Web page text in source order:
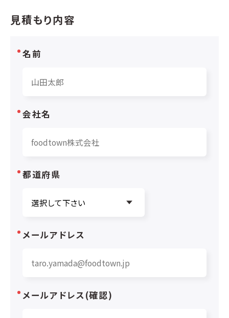
見積もり内容
名前
会社名
都道府県
メールアドレス
メールアドレス(確認)